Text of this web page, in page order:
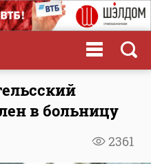
в больницу
2361